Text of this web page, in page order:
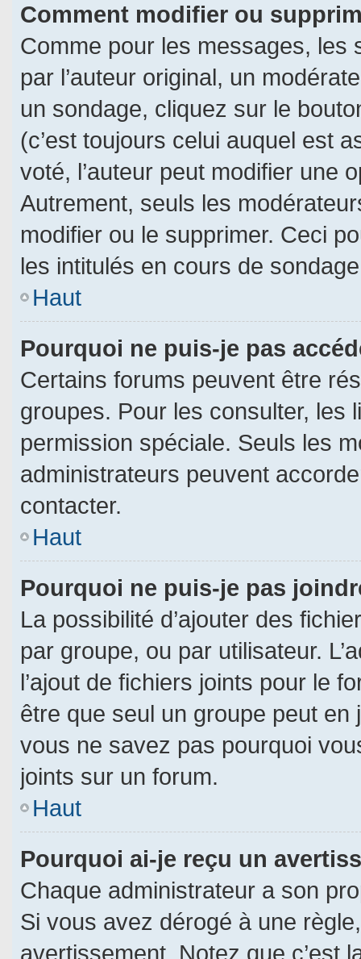
Comment modifier ou
Comme pour les messages, les
par l’auteur original, un
un sondage, cliquez sur le
(c’est toujours celui auquel est
voté, l’auteur peut modifier une
Autrement, seuls les
modifier ou le supprimer. Ceci
les intitulés en cours de
Haut
Pourquoi ne puis-je pas
Certains forums peuvent être
groupes. Pour les consulter, les
permission spéciale. Seuls les
administrateurs peuvent
contacter.
Haut
Pourquoi ne puis-je pas
La possibilité d’ajouter des
par groupe, ou par utilisateur.
l’ajout de fichiers joints pour le
être que seul un groupe peut en
vous ne savez pas pourquoi
joints sur un forum.
Haut
Pourquoi ai-je reçu un
Chaque administrateur a son
Si vous avez dérogé à une
avertissement. Notez que c’est